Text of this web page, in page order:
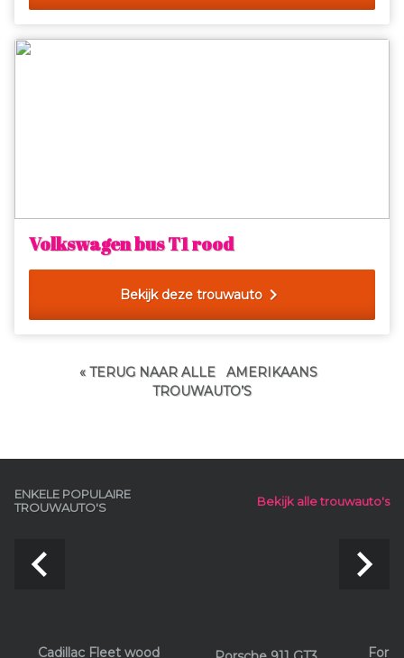
Volkswagen bus T1 rood
Bekijk deze trouwauto chevron_right
« TERUG NAAR ALLE
AMERIKAANS
TROUWAUTO’S
ENKELE POPULAIRE
TROUWAUTO'S
Bekijk alle trouwauto's
Cadillac Fleet wood
Ford
navigate_before navigate_next